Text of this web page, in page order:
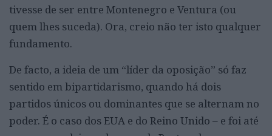
tivesse de ser entre Montenegro e Ventura (ou
quem lhes suceda). Ora, creio não ter isto qualquer
fundamento.
De facto, a ideia de um “líder da oposição” só faz
sentido em bipartidarismo, quando há dois
partidos únicos ou dominantes que se alternam no
poder. É o caso dos EUA e do Reino Unido – e foi até